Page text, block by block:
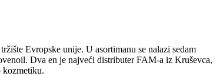
Evropske unije. U asortimanu se nalazi sedam
Dva en je najveći distributer FAM-a iz Kruševca,
kozmetiku.